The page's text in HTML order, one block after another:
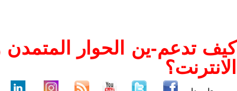
كيف تدعم-ين الحوار المتمدن
الانترنت؟